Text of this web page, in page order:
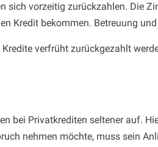
vorzeitig zurückzahlen. Die
Kredit bekommen. Betreuung
verfrüht zurückgezahlt
bei Privatkrediten seltener auf.
nehmen möchte, muss sein